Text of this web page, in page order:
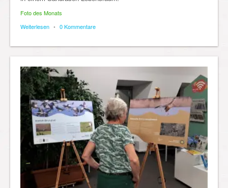
Foto des Monats
Weiterlesen • 0 Kommentare